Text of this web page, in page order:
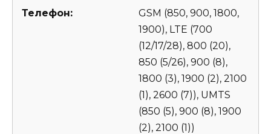
Телефон:
GSM (850, 900, 1800,
1900), LTE (700
(12/17/28), 800 (20),
850 (5/26), 900 (8),
1800 (3), 1900 (2), 2100
(1), 2600 (7)), UMTS
(850 (5), 900 (8), 1900
(2), 2100 (1))